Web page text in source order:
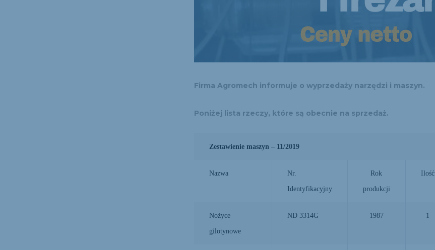
Firma Agromech informuje o wyprzedaży narzędzi i maszyn.
Poniżej lista rzeczy, które są obecnie na sprzedaż.
Zestawienie maszyn – 11/2019
Nazwa Nr.
Identyfikacyjny
Rok
produkcji
Ilość
Nożyce
gilotynowe
ND 3314G 1987 1